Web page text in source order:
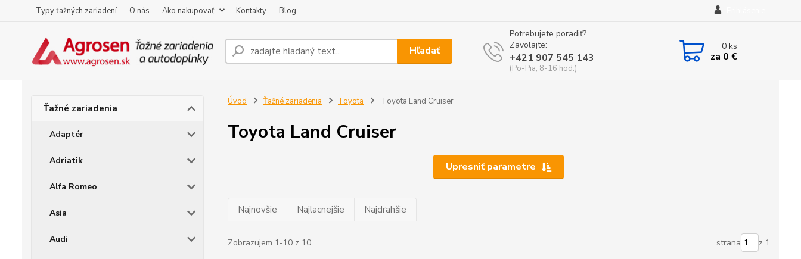
Typy ťažných zariadení O nás Ako nakupovať Kontakty Blog
Hľadať
Potrebujete poradiť?
Zavolajte:
+421 907 545 143
(Po-Pia, 8-16 hod.)
0ks
za 0 €
Ťažné zariadenia
Adaptér
Adriatik
Alfa Romeo
Asia
Audi
Úvod Ťažné zariadenia Toyota Toyota Land Cruiser
Toyota Land Cruiser
Upresniť parametre
Najnovšie Najlacnejšie Najdrahšie
Zobrazujem 1-10 z 10 strana z 1